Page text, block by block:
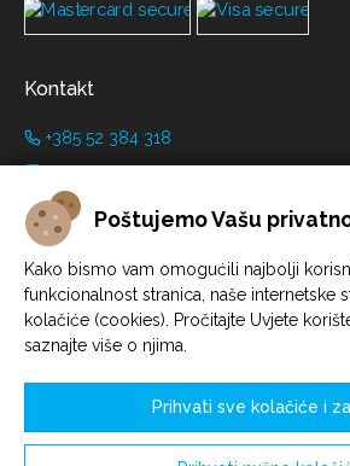
Poštujemo Vašu
Kako bismo vam omogućili najbolji
funkcionalnost stranica, naše internetske
kolačiće (cookies). Pročitajte Uvjete
saznajte više o njima.
Prihvati sve kolačiće i
Kontakt
+385 52 384 318
info@grimanicastle.com
Ovisno o sezoni. Pogledati na stranici